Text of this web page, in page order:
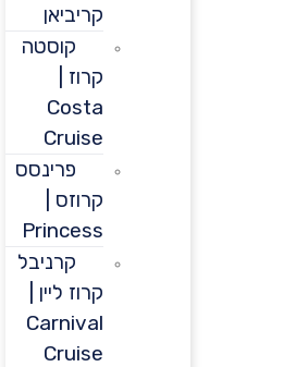
קריביאן
קוסטה
Costa
Cruise
פרינסס
קרוזס |
Princess
קרניבל
קרוז ליין |
Carnival
Cruise